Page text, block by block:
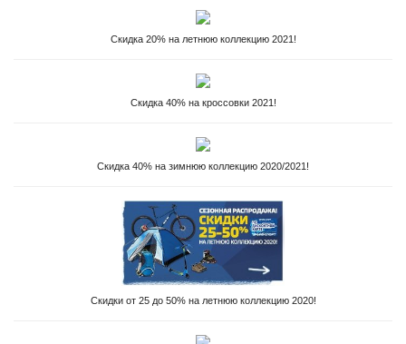
Скидка 20% на летнюю коллекцию 2021!
Скидка 40% на кроссовки 2021!
Скидка 40% на зимнюю коллекцию 2020/2021!
Скидки от 25 до 50% на летнюю коллекцию 2020!